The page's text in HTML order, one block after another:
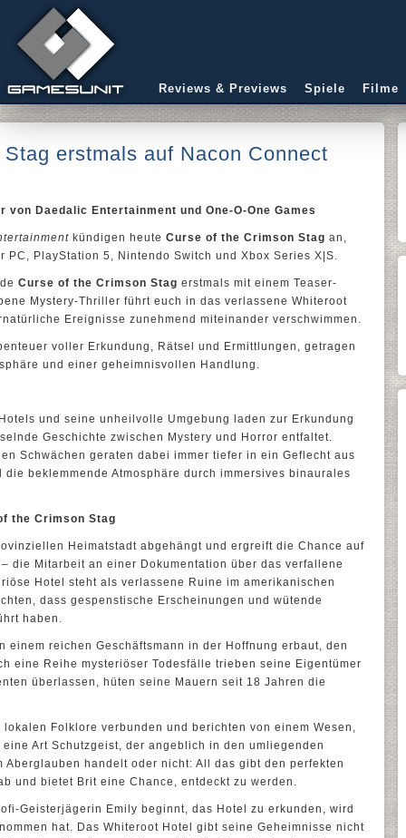
Reviews & Previews Spiele Filme
erstmals auf Nacon Connect
Daedalic Entertainment und One-O-One Games
kündigen heute Curse of the Crimson Stag an,
PC, PlayStation 5, Nintendo Switch und Xbox Series X|S.
Curse of the Crimson Stag erstmals mit einem Teaser-
Mystery-Thriller führt euch in das verlassene Whiteroot
Ereignisse zunehmend miteinander verschwimmen.
voller Erkundung, Rätsel und Ermittlungen, getragen
und einer geheimnisvollen Handlung.
und seine unheilvolle Umgebung laden zur Erkundung
Geschichte zwischen Mystery und Horror entfaltet.
Schwächen geraten dabei immer tiefer in ein Geflecht aus
beklemmende Atmosphäre durch immersives binaurales
the Crimson Stag
Heimatstadt abgehängt und ergreift die Chance auf
die Mitarbeit an einer Dokumentation über das verfallene
Hotel steht als verlassene Ruine im amerikanischen
dass gespenstische Erscheinungen und wütende
haben.
einem reichen Geschäftsmann in der Hoffnung erbaut, den
eine Reihe mysteriöser Todesfälle trieben seine Eigentümer
überlassen, hüten seine Mauern seit 18 Jahren die
Folklore verbunden und berichten von einem Wesen,
Art Schutzgeist, der angeblich in den umliegenden
Aberglauben handelt oder nicht: All das gibt den perfekten
und bietet Brit eine Chance, entdeckt zu werden.
Geisterjägerin Emily beginnt, das Hotel zu erkunden, wird
hat. Das Whiteroot Hotel gibt seine Geheimnisse nicht